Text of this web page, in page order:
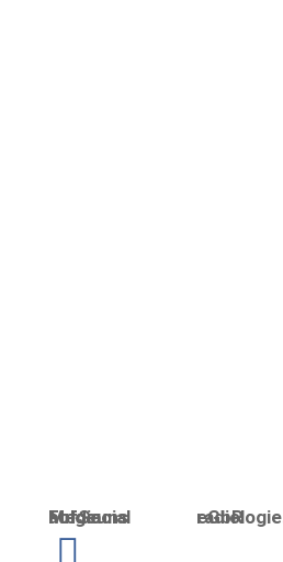
Folge uns auf Social Media radiologie.zentrum.nordharz eGbR